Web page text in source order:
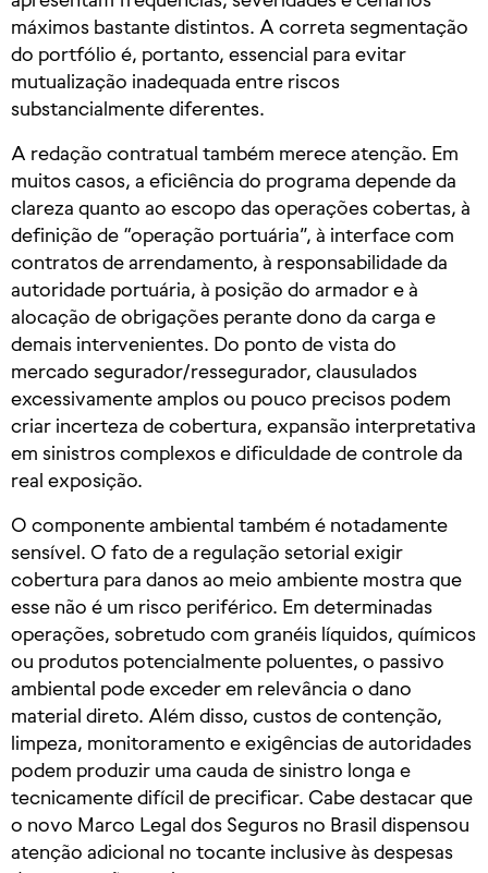
máximos bastante distintos. A correta segmentação
do portfólio é, portanto, essencial para evitar
mutualização inadequada entre riscos
substancialmente diferentes.
A redação contratual também merece atenção. Em
muitos casos, a eficiência do programa depende da
clareza quanto ao escopo das operações cobertas, à
definição de “operação portuária”, à interface com
contratos de arrendamento, à responsabilidade da
autoridade portuária, à posição do armador e à
alocação de obrigações perante dono da carga e
demais intervenientes. Do ponto de vista do
mercado segurador/ressegurador, clausulados
excessivamente amplos ou pouco precisos podem
criar incerteza de cobertura, expansão interpretativa
em sinistros complexos e dificuldade de controle da
real exposição.
O componente ambiental também é notadamente
sensível. O fato de a regulação setorial exigir
cobertura para danos ao meio ambiente mostra que
esse não é um risco periférico. Em determinadas
operações, sobretudo com granéis líquidos, químicos
ou produtos potencialmente poluentes, o passivo
ambiental pode exceder em relevância o dano
material direto. Além disso, custos de contenção,
limpeza, monitoramento e exigências de autoridades
podem produzir uma cauda de sinistro longa e
tecnicamente difícil de precificar. Cabe destacar que
o novo Marco Legal dos Seguros no Brasil dispensou
atenção adicional no tocante inclusive às despesas